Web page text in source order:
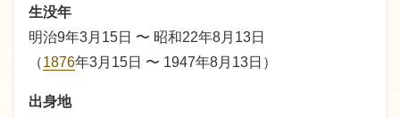
生没年
明治9年3月15日 〜 昭和22年8月13日
（1876年3月15日 〜 1947年8月13日）
出身地